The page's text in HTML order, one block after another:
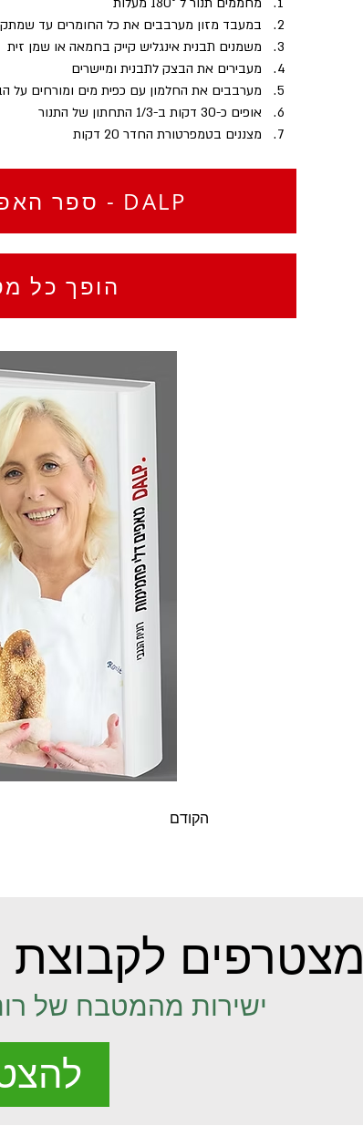
במעבד מזון מערבבים את כל החומרים עד
משמנים תבנית אינגליש קייק בחמאה או שמן זית
מעבירים את הבצק לתבנית ומיישרים
מערבבים את החלמון עם כפית מים ומורחים על
אופים כ-30 דקות ב-1/3 התחתון של התנור
מצננים בטמפרטורת החדר 20 דקות
ספר האפייה דלת הפחממיות - DALP
הופך כל
הקודם
מצטרפים לקבוצת
ישירות מהמטבח של